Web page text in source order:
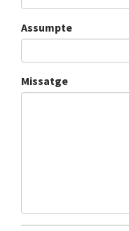
Assumpte
Missatge